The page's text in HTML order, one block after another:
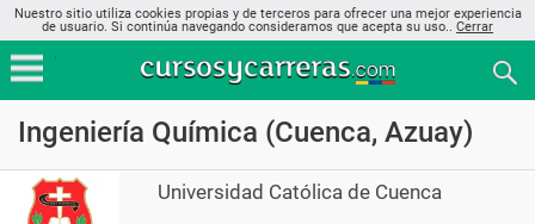
Nuestro sitio utiliza cookies propias y de terceros para ofrecer una mejor experiencia
de usuario. Si continúa navegando consideramos que acepta su uso.. Cerrar
Ingeniería Química (Cuenca, Azuay)
Universidad Católica de Cuenca